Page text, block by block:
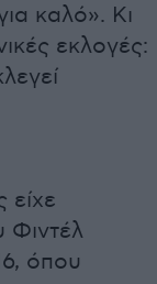
καλό». Κι
εκλογές:
Φιντέλ
όπου